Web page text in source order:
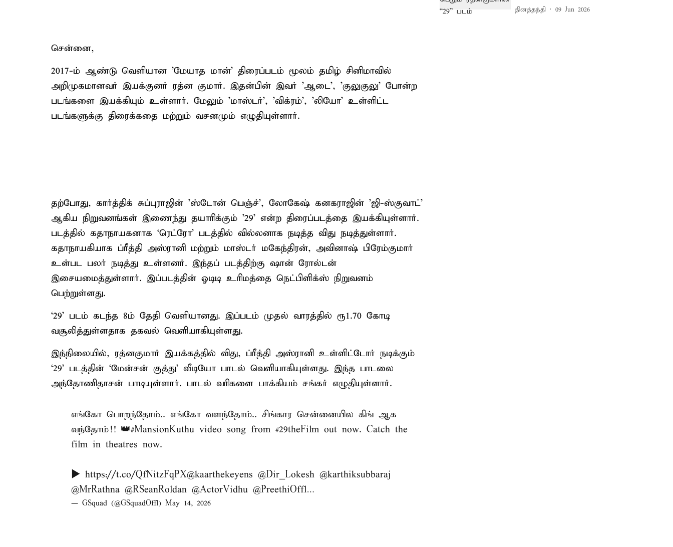
சென்னை,
2017-ம் ஆண்டு வெளியான 'மேயாத மான்' திரைப்படம் மூலம் தமிழ் சினிமாவில்
அறிமுகமானவர் இயக்குனர் ரத்ன குமார். இதன்பின் இவர் 'ஆடை', 'குலுகுலு' போன்ற
படங்களை இயக்கியும் உள்ளார். மேலும் 'மாஸ்டர்', 'விக்ரம்', 'லியோ' உள்ளிட்ட
படங்களுக்கு திரைக்கதை மற்றும் வசனமும் எழுதியுள்ளார்.
தற்போது, கார்த்திக் சுப்புராஜின் 'ஸ்டோன் பெஞ்ச்', லோகேஷ் கனகராஜின் 'ஜி-ஸ்குவாட்'
ஆகிய நிறுவனங்கள் இணைந்து தயாரிக்கும் '29' என்ற திரைப்படத்தை இயக்கியுள்ளார்.
படத்தில் கதாநாயகனாக ‘ரெட்ரோ’ படத்தில் வில்லனாக நடித்த விது நடித்துள்ளார்.
கதாநாயகியாக ப்ரீத்தி அஸ்ரானி மற்றும் மாஸ்டர் மகேந்திரன், அவினாஷ் பிரேம்குமார்
உள்பட பலர் நடித்து உள்ளனர். இந்தப் படத்திற்கு ஷான் ரோல்டன்
இசையமைத்துள்ளார். இப்படத்தின் ஓடிடி உரிமத்தை நெட்பிளிக்ஸ் நிறுவனம்
பெற்றுள்ளது.
‘29’ படம் கடந்த 8ம் தேதி வெளியானது. இப்படம் முதல் வாரத்தில் ரூ1.70 கோடி
வசூலித்துள்ளதாக தகவல் வெளியாகியுள்ளது.
இந்நிலையில், ரத்னகுமார் இயக்கத்தில் விது, ப்ரீத்தி அஸ்ரானி உள்ளிட்டோர் நடிக்கும்
‘29’ படத்தின் ‘மேன்சன் குத்து’ வீடியோ பாடல் வெளியாகியுள்ளது. இந்த பாடலை
அந்தோணிதாசன் பாடியுள்ளார். பாடல் வரிகளை பாக்கியம் சங்கர் எழுதியுள்ளார்.
எங்கோ பொறந்தோம்.. எங்கோ வளந்தோம்.. சிங்கார சென்னையில கிங் ஆக
வந்தோம்!! 👑#MansionKuthu video song from #29theFilm out now. Catch the
film in theatres now.
▶️ https://t.co/QfNitzFqPX@kaarthekeyens @Dir_Lokesh @karthiksubbaraj
@MrRathna @RSeanRoldan @ActorVidhu @PreethiOffl…
— GSquad (@GSquadOffl) May 14, 2026
தினத்தந்தி 09 Jun 2026